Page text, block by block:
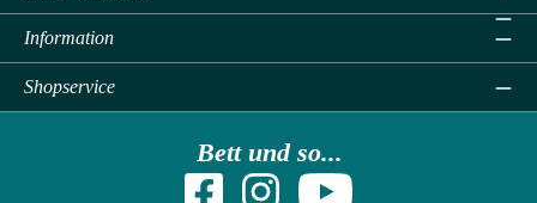
Bett und so...
Information
Shopservice